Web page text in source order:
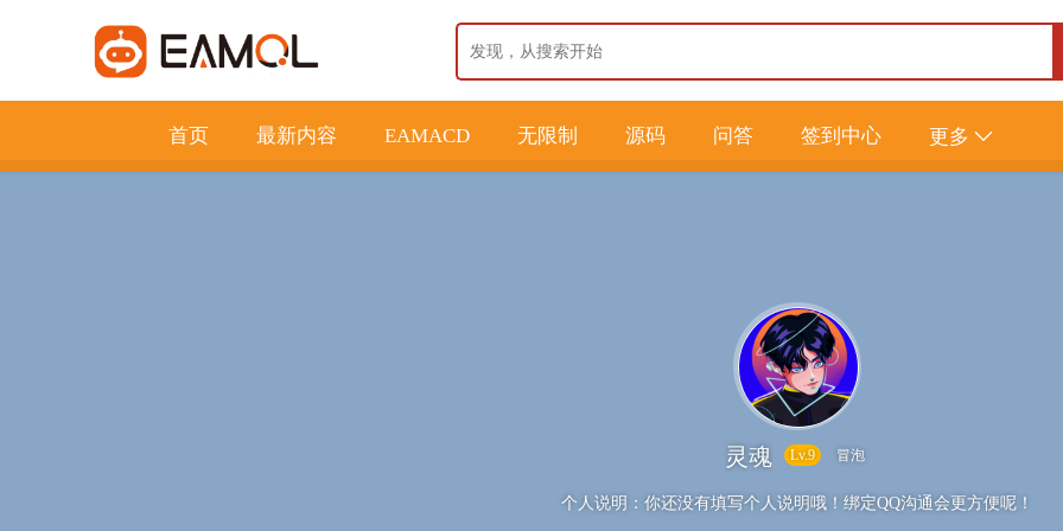
首页 最新内容 EAMACD 无限制 源码 问答 签到中心 更多
灵魂 Lv.9 冒泡
个人说明： 你还没有填写个人说明哦！绑定QQ沟通会更方便呢！